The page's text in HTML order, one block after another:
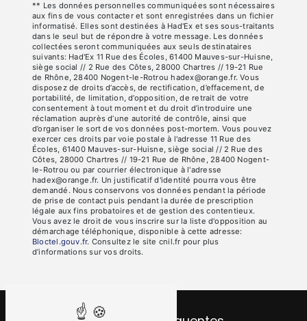
** Les données personnelles communiquées sont nécessaires
aux fins de vous contacter et sont enregistrées dans un fichier
informatisé. Elles sont destinées à Had'Ex et ses sous-traitants
dans le seul but de répondre à votre message. Les données
collectées seront communiquées aux seuls destinataires
suivants: Had'Ex 11 Rue des Écoles, 61400 Mauves-sur-Huisne,
siège social // 2 Rue des Côtes, 28000 Chartres // 19-21 Rue
de Rhône, 28400 Nogent-le-Rotrou hadex@orange.fr. Vous
disposez de droits d’accès, de rectification, d’effacement, de
portabilité, de limitation, d’opposition, de retrait de votre
consentement à tout moment et du droit d’introduire une
réclamation auprès d’une autorité de contrôle, ainsi que
d’organiser le sort de vos données post-mortem. Vous pouvez
exercer ces droits par voie postale à l'adresse 11 Rue des
Écoles, 61400 Mauves-sur-Huisne, siège social // 2 Rue des
Côtes, 28000 Chartres // 19-21 Rue de Rhône, 28400 Nogent-
le-Rotrou ou par courrier électronique à l'adresse
hadex@orange.fr. Un justificatif d'identité pourra vous être
demandé. Nous conservons vos données pendant la période
de prise de contact puis pendant la durée de prescription
légale aux fins probatoires et de gestion des contentieux.
Vous avez le droit de vous inscrire sur la liste d'opposition au
démarchage téléphonique, disponible à cette adresse:
Bloctel.gouv.fr. Consultez le site cnil.fr pour plus
d’informations sur vos droits.